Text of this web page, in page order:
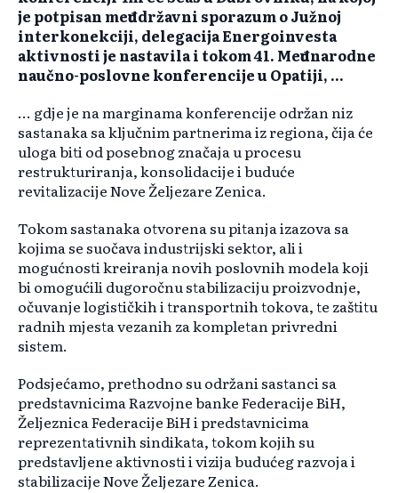
je potpisan međudržavni sporazum o Južnoj
interkonekciji, delegacija Energoinvesta
aktivnosti je nastavila i tokom 41. Međunarodne
naučno-poslovne konferencije u Opatiji, ...
... gdje je na marginama konferencije održan niz
sastanaka sa ključnim partnerima iz regiona, čija će
uloga biti od posebnog značaja u procesu
restrukturiranja, konsolidacije i buduće
revitalizacije Nove Željezare Zenica.
Tokom sastanaka otvorena su pitanja izazova sa
kojima se suočava industrijski sektor, ali i
mogućnosti kreiranja novih poslovnih modela koji
bi omogućili dugoročnu stabilizaciju proizvodnje,
očuvanje logističkih i transportnih tokova, te zaštitu
radnih mjesta vezanih za kompletan privredni
sistem.
Podsjećamo, prethodno su održani sastanci sa
predstavnicima Razvojne banke Federacije BiH,
Željeznica Federacije BiH i predstavnicima
reprezentativnih sindikata, tokom kojih su
predstavljene aktivnosti i vizija budućeg razvoja i
stabilizacije Nove Željezare Zenica.